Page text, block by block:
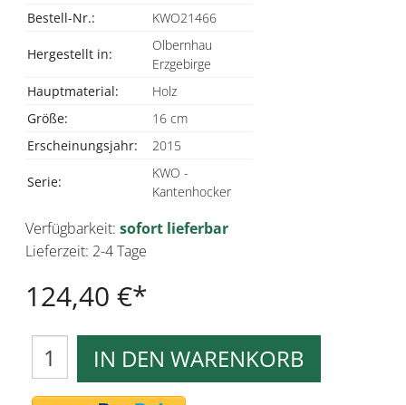
Bestell-Nr.:
KWO21466
Hergestellt in:
Olbernhau
Erzgebirge
Hauptmaterial:
Holz
Größe:
16 cm
Erscheinungsjahr:
2015
Serie:
KWO -
Kantenhocker
Verfügbarkeit: sofort lieferbar
Lieferzeit: 2-4 Tage
124,40 €
IN DEN WARENKORB